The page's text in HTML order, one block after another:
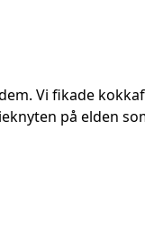
Vi fikade
på elden